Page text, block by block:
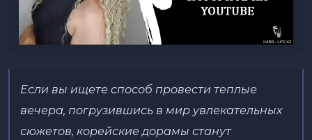
Если вы ищете способ провести теплые
вечера, погрузившись в мир увлекательных
сюжетов, корейские дорамы станут